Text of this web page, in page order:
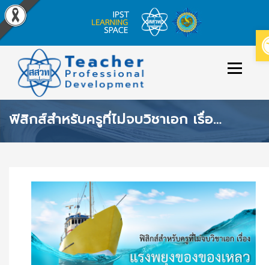
content
Menu
ข่าวประกาศ หลักสูตร/รายวิชาที่เปิดสอน
ฟิสิกส์สำหรับครูที่ไม่จบวิชาเอก เรื่อง แรงพยุงของของเหลว